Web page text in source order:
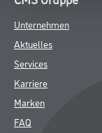
Unternehmen
Aktuelles
Services
Karriere
Marken
FAQ